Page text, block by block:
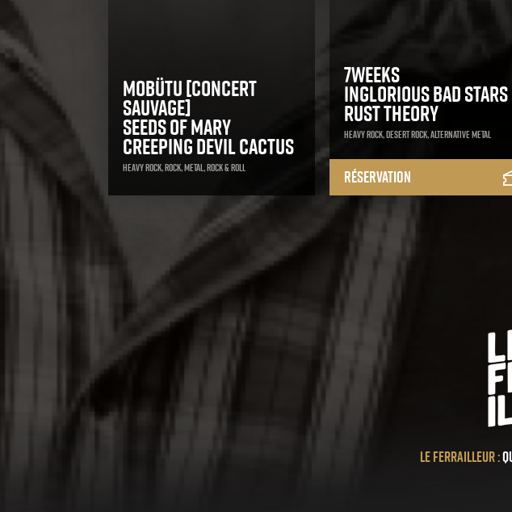
Mobütu [concert
sauvage]
Seeds of mary
Creeping Devil Cactus
Heavy Rock, Rock, Metal, Rock & Roll
7Weeks
Inglorious Bad Stars
Rust Theory
Heavy Rock, Desert Rock, Alternative Metal
Réservation
Le ferrailleur :